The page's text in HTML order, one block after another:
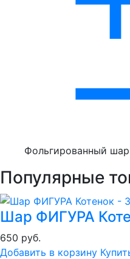
Фольгированный
Популярные
Шар ФИГУРА
650 руб.
Добавить в корзину